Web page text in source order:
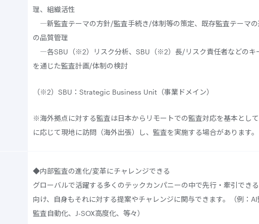
理、組織活性
―新監査テーマの方針/監査手続き/体制等の策定、既存監査テーマの
の品質管理
―各SBU（※2）リスク分析、SBU（※2）長/リスク責任者などのキ
を通じた監査計画/体制の検討
（※2）SBU：Strategic Business Unit（事業ドメイン）
※海外拠点に対する監査は日本からリモートでの監査対応を基本とし
に応じて現地に訪問（海外出張）し、監査を実施する場合があります。
◆内部監査の進化/変革にチャレンジできる
グローバルで活躍する多くのテックカンパニーの中で先行・牽引でき
向け、自身もそれに対する提案やチャレンジに関与できます。（例：
監査自動化、J-SOX高度化、等々）